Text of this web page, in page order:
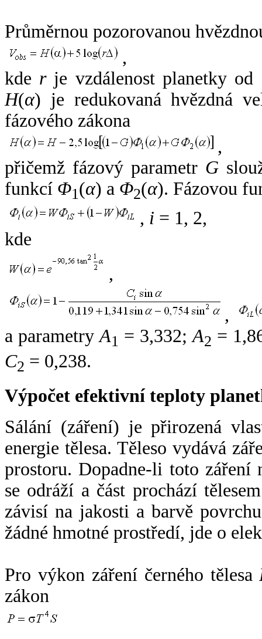
Průměrnou pozorovanou
,
kde rje vzdálenost planetky od
H(α) je redukovaná hvězdná
fázového zákona
,
přičemž fázový parametr G
funkcí Φ1(α) a Φ2(α). Fázovou
, i = 1, 2,
kde
,
,
a parametryA1 = 3,332;A2 =
C2 = 0,238.
Výpočet efektivní teploty
Sálání (záření) je přirozená
energie tělesa. Těleso vydává
prostoru. Dopadne-li toto záření
se odráží a část prochází
závisí na jakosti a barvě
žádné hmotné prostředí, jde o
Pro výkon záření černého tělesa
zákon